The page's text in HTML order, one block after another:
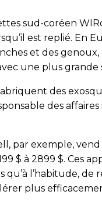
sud-coréen
est replié. En
et des
une plus grande
des
des
par exemple,
$ à 2899 $. Ces
l’habitude, de
plus